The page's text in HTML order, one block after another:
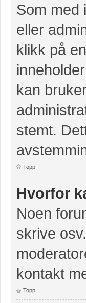
Som med
eller
klikk på
kan
stemt.
Topp
Hvorfor
Noen
skrive
kontakt
Topp